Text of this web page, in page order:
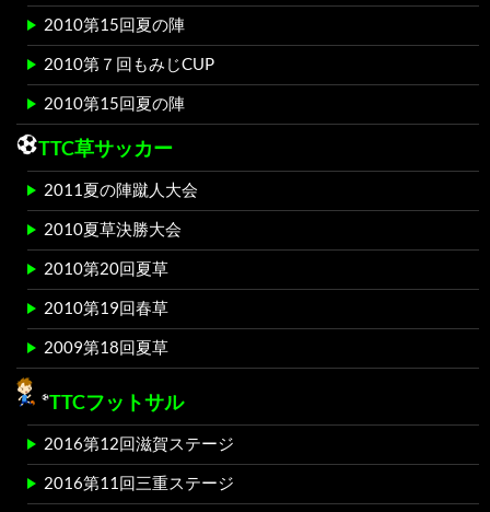
2010第15回夏の陣
2010第７回もみじCUP
2010第15回夏の陣
TTC草サッカー
2011夏の陣蹴人大会
2010夏草決勝大会
2010第20回夏草
2010第19回春草
2009第18回夏草
TTCフットサル
2016第12回滋賀ステージ
2016第11回三重ステージ